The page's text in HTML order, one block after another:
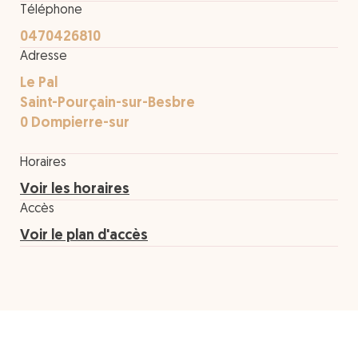
Téléphone
0470426810
Adresse
Le Pal
Saint-Pourçain-sur-Besbre
0 Dompierre-sur
Horaires
Voir les horaires
Accès
Voir le plan d'accès